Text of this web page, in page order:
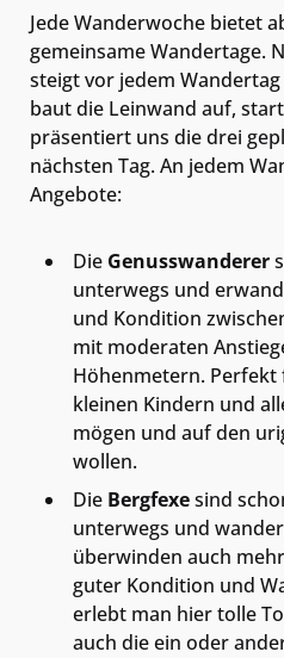
Jede Wanderwoche bietet
gemeinsame Wandertage.
steigt vor jedem
baut die Leinwand auf,
präsentiert uns die drei
nächsten Tag. An jedem
Angebote:
Die Genusswanderer
unterwegs und
und Kondition
mit moderaten
Höhenmetern.
kleinen Kindern und
mögen und auf den
wollen.
Die Bergfexesind
unterwegs und
überwinden auch
guter Kondition und
erlebt man hier tolle
auch die ein oder